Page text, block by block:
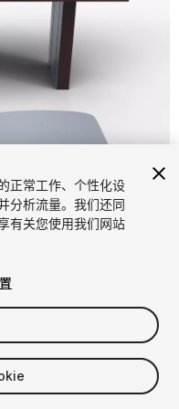
正常工作、个性化设
分析流量。我们还同
有关您使用我们网站